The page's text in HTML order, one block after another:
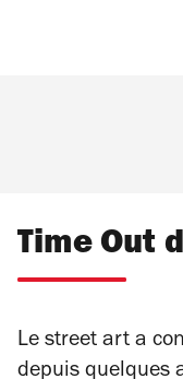
Time Out
Le street art a
depuis quelques